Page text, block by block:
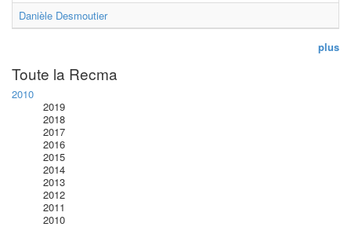
Danièle Desmoutier
plus
Toute la Recma
2010
2019
2018
2017
2016
2015
2014
2013
2012
2011
2010